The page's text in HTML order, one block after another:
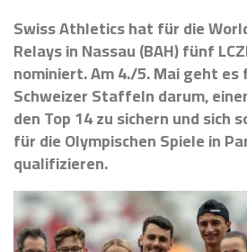
Swiss Athletics hat für die
Relays in Nassau (BAH) fünf
nominiert. Am 4./5. Mai geht es
Schweizer Staffeln darum,
den Top 14 zu sichern und sich
für die Olympischen Spiele in
qualifizieren.